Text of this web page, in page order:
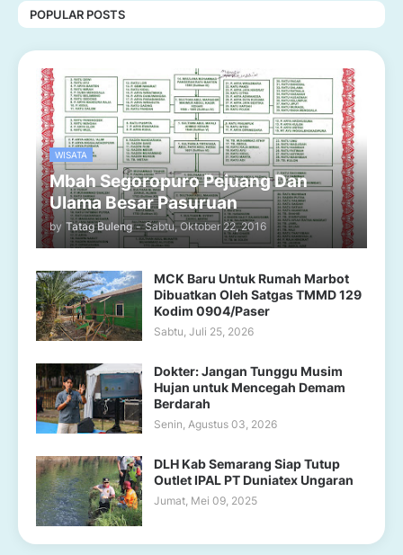
POPULAR POSTS
WISATA
Mbah Segoropuro Pejuang Dan
Ulama Besar Pasuruan
by Tatag Buleng - Sabtu, Oktober 22, 2016
MCK Baru Untuk Rumah Marbot
Dibuatkan Oleh Satgas TMMD 129
Kodim 0904/Paser
Sabtu, Juli 25, 2026
Dokter: Jangan Tunggu Musim
Hujan untuk Mencegah Demam
Berdarah
Senin, Agustus 03, 2026
DLH Kab Semarang Siap Tutup
Outlet IPAL PT Duniatex Ungaran
Jumat, Mei 09, 2025